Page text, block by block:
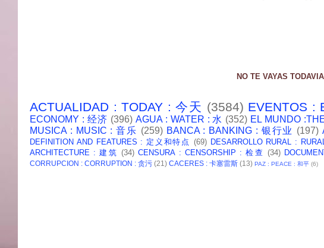
NO TE VAYAS
ACTUALIDAD : TODAY : 今天 (3584) EVENTOS :
ECONOMY : 经济 (396) AGUA : WATER : 水 (352) EL MUNDO
MUSICA : MUSIC : 音乐 (259) BANCA : BANKING : 银行业 (197)
DEFINITION AND FEATURES : 定义和特点 (69) DESARROLLO RURAL :
ARCHITECTURE : 建筑 (34) CENSURA : CENSORSHIP : 检查 (34)
CORRUPCION : CORRUPTION : 贪污 (21) CACERES : 卡塞雷斯 (13) PAZ : PEACE : 和平 (6)